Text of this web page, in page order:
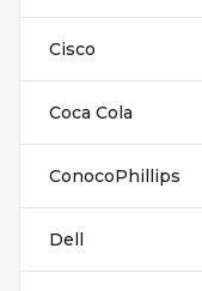
Cisco
Coca Cola
ConocoPhillips
Dell